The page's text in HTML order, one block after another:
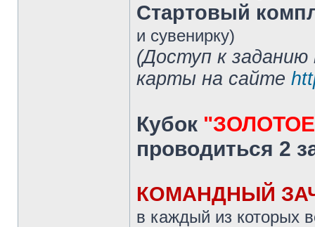
Стартовый
и сувенирку)
(Доступ к заданию
карты на сайте
Кубок
проводиться 2
КОМАНДНЫЙ
в каждый из которых